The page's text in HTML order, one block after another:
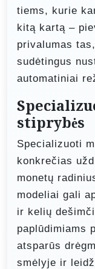
tiems, kurie
kitą kartą –
privalumas
sudėtingus
automatiniai
stiprybės
Specializuoti
konkrečias
monetų
modeliai gali
ir kelių
paplūdimiams
atsparūs
smėlyje ir